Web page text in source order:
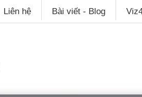
Liên hệ Bài viết - Blog